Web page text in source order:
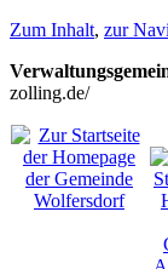
Zum Inhalt, zur
zolling.de/